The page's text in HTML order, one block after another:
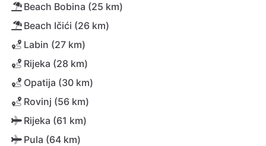
Beach Bobina (25 km)
Beach Ičići (26 km)
Labin (27 km)
Rijeka (28 km)
Opatija (30 km)
Rovinj (56 km)
Rijeka (61 km)
Pula (64 km)